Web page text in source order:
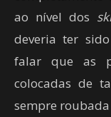
ao nível dos
deveria ter
falar que as
colocadas de
sempre